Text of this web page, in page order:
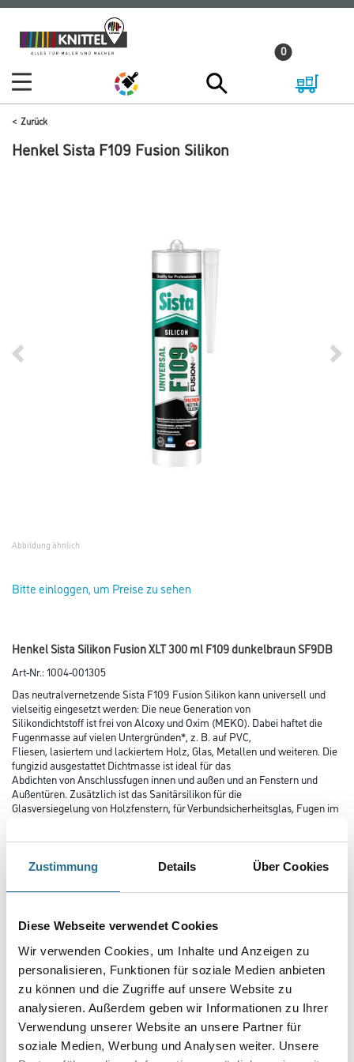
Zustimmung Details Über Cookies
Diese Webseite verwendet Cookies
Wir verwenden Cookies, um Inhalte und Anzeigen zu
personalisieren, Funktionen für soziale Medien anbieten
zu können und die Zugriffe auf unsere Website zu
analysieren. Außerdem geben wir Informationen zu Ihrer
Verwendung unserer Website an unsere Partner für
soziale Medien, Werbung und Analysen weiter. Unsere
Zum
Inhalt
Zum
Navigationsmenü
0
Zurück
Henkel Sista F109 Fusion Silikon
Abbildung ähnlich
Bitte einloggen, um Preise zu sehen
Henkel Sista Silikon Fusion XLT 300 ml F109 dunkelbraun SF9DB
Art-Nr.:1004-001305
Das neutralvernetzende Sista F109 Fusion Silikon kann universell und
vielseitig eingesetzt werden: Die neue Generation von
Silikondichtstoff ist frei von Alcoxy und Oxim (MEKO). Dabei haftet die
Fugenmasse auf vielen Untergründen*, z. B. auf PVC,
Fliesen, lasiertem und lackiertem Holz, Glas, Metallen und weiteren. Die
fungizid ausgestattet Dichtmasse ist ideal für das
Abdichten von Anschlussfugen innen und außen und an Fenstern und
Außentüren. Zusätzlich ist das Sanitärsilikon für die
Glasversiegelung von Holzfenstern, für Verbundsicherheitsglas, Fugen im
(VDI6022) und Reinräume zugelassen. Für langanhaltende Ergebnisse ist
das Silikon UV-, witterungs- und alterungsbeständig sowie
abriebfest. *Nicht geeignet auf PE, PP, EPDM, PTFE, PMMA (Plexiglas),
Gebinde